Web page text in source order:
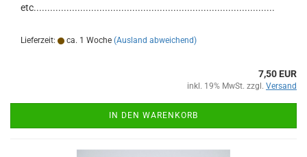
etc........................................................................................
Lieferzeit: ca. 1 Woche (Ausland abweichend)
7,50 EUR
inkl. 19% MwSt. zzgl. Versand
IN DEN WARENKORB